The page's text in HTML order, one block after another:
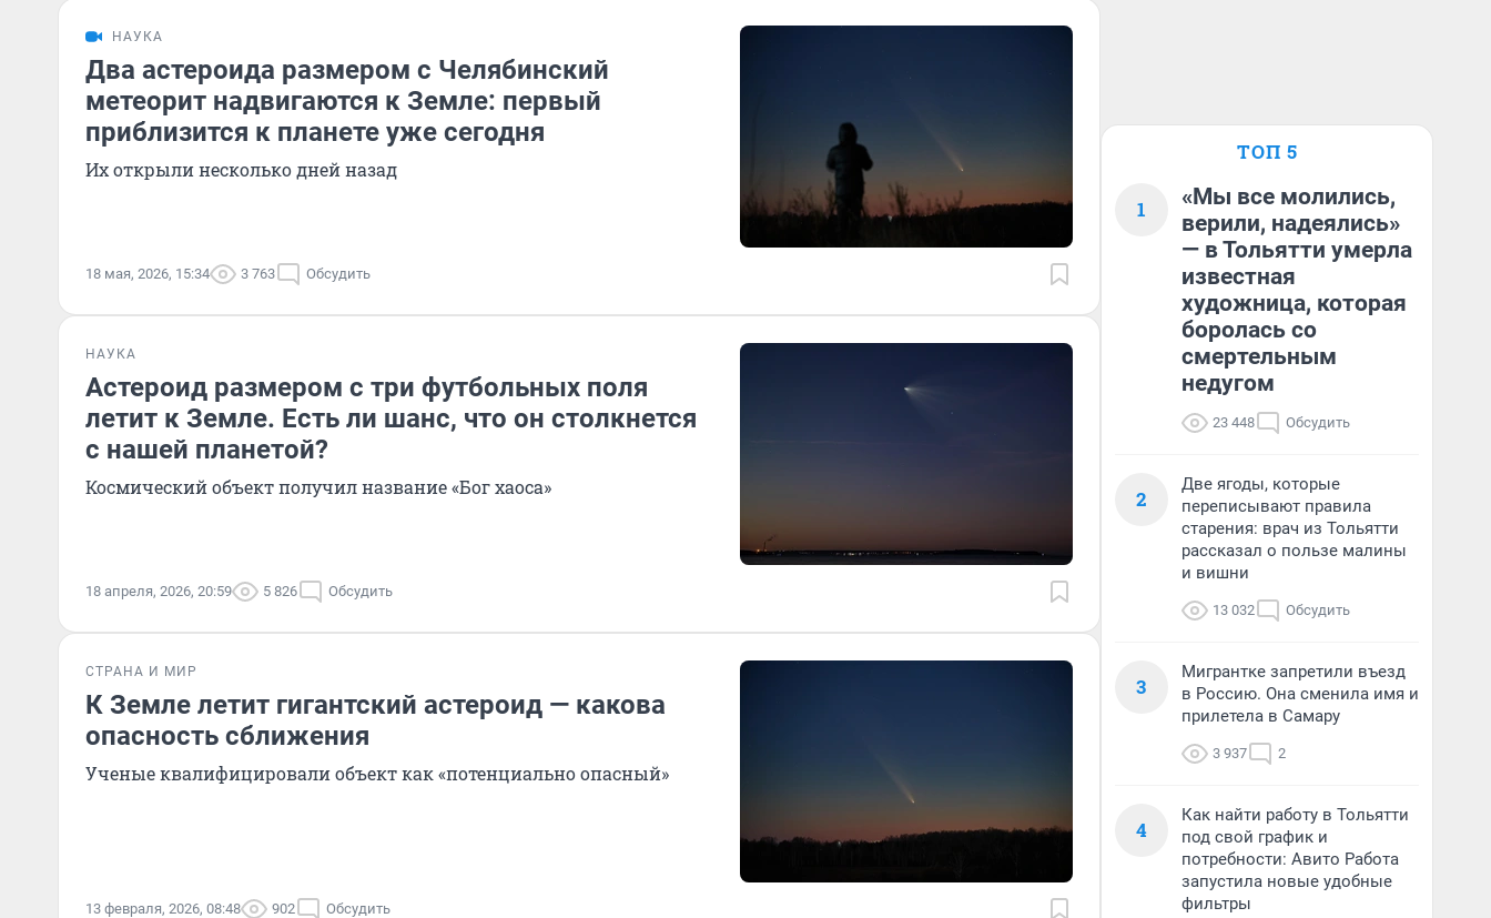
НАУКА
Два астероида размером с Челябинский
метеорит надвигаются к Земле: первый
приблизится к планете уже сегодня
Их открыли несколько дней назад
18 мая, 2026, 15:34 3 763 Обсудить
НАУКА
Астероид размером с три футбольных поля
летит к Земле. Есть ли шанс, что он столкнется
с нашей планетой?
Космический объект получил название «Бог хаоса»
18 апреля, 2026, 20:59 5 826 Обсудить
СТРАНА И МИР
К Земле летит гигантский астероид — какова
опасность сближения
Ученые квалифицировали объект как «потенциально опасный»
13 февраля, 2026, 08:48 902 Обсудить
ТОП 5
1
«Мы все молились,
верили, надеялись»
— в Тольятти умерла
известная
художница, которая
боролась со
смертельным
недугом
23 448 Обсудить
2
Две ягоды, которые
переписывают правила
старения: врач из Тольятти
рассказал о пользе малины
и вишни
13 032 Обсудить
3
Мигрантке запретили въезд
в Россию. Она сменила имя и
прилетела в Самару
3 937 2
4
Как найти работу в Тольятти
под свой график и
потребности: Авито Работа
запустила новые удобные
фильтры